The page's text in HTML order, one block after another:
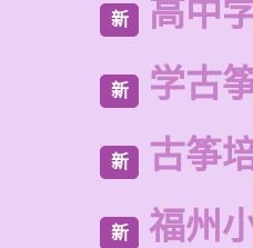
新 高中
新 学古
新 古筝
新 福州